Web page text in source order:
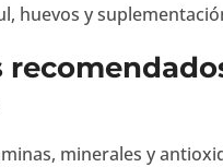
huevos y
minerales y